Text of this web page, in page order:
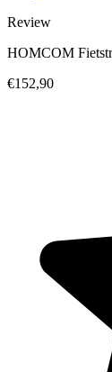
Review
HOMCOM
€152,90